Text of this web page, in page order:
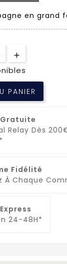
en grand
PANIER
Relay Dès
Fidélité
À Chaque
24-48H*